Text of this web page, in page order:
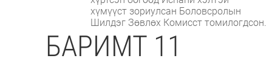
хүмүүст зориулсан Боловсролын
Шилдэг Зөвлөх Комисст томилогдсон.
БАРИМТ 11